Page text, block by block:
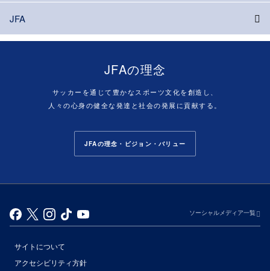
JFA
JFAの理念
サッカーを通じて豊かなスポーツ文化を創造し、
人々の心身の健全な発達と社会の発展に貢献する。
JFAの理念・ビジョン・バリュー
ソーシャルメディア一覧
サイトについて
アクセシビリティ方針